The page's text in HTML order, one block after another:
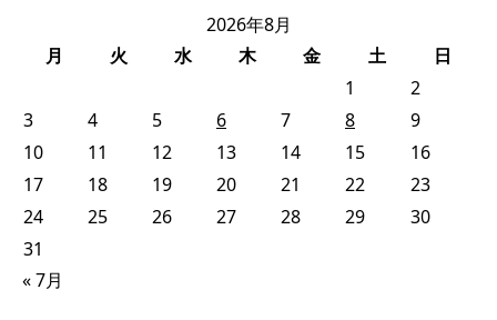
2026年8月
月
火 水 木 金 土
日
1
2
3
4 5 6 7 8
9
10
11 12 13 14 15
16
17
18 19 20 21 22
23
24
25 26 27 28 29
30
31
« 7月